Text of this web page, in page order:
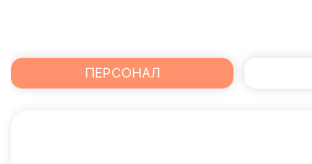
ПЕРСОНАЛ